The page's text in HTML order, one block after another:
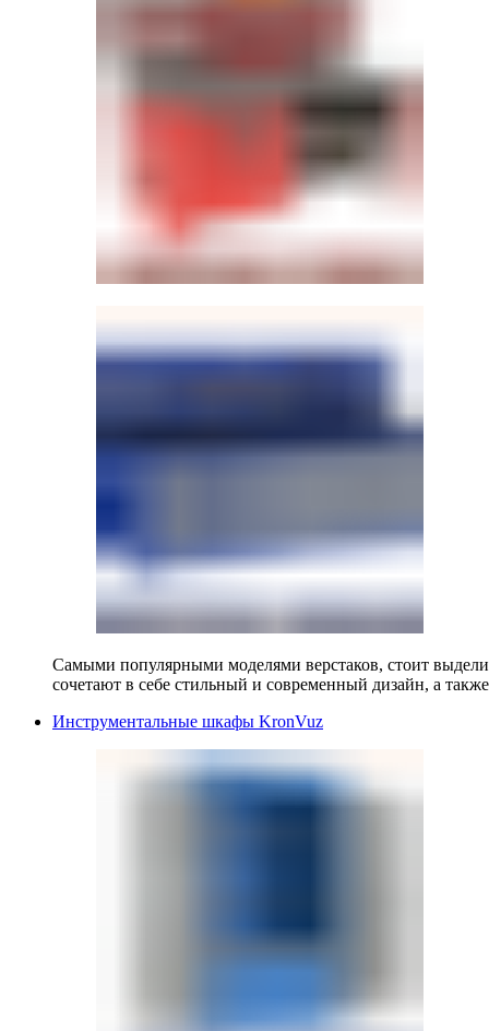
Самыми популярными моделями верстаков, стоит
сочетают в себе стильный и современный дизайн, а
Инструментальные шкафы KronVuz